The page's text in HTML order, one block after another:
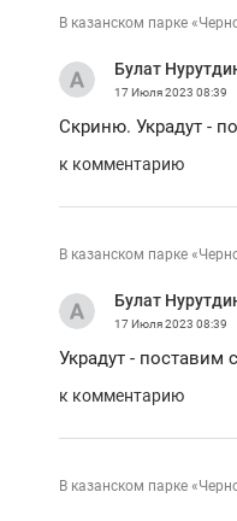
В казанском парке
Булат
17 Июля 2023 08:39
Скриню. Украдут -
к комментарию
В казанском парке
Булат
17 Июля 2023 08:39
Украдут - поставим
к комментарию
В казанском парке